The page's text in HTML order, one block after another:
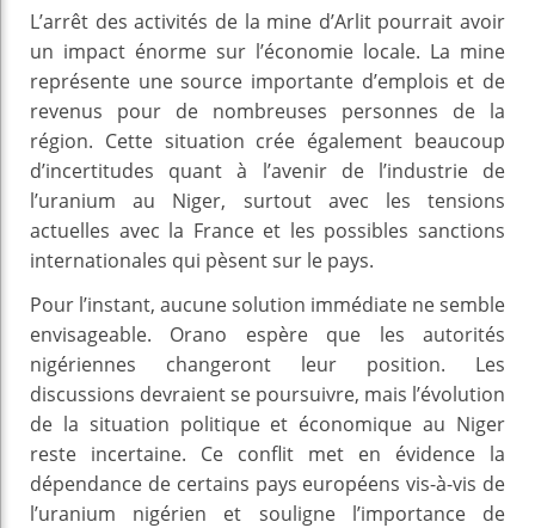
L’arrêt des activités de la mine d’Arlit pourrait avoir
un impact énorme sur l’économie locale. La mine
représente une source importante d’emplois et de
revenus pour de nombreuses personnes de la
région. Cette situation crée également beaucoup
d’incertitudes quant à l’avenir de l’industrie de
l’uranium au Niger, surtout avec les tensions
actuelles avec la France et les possibles sanctions
internationales qui pèsent sur le pays.
Pour l’instant, aucune solution immédiate ne semble
envisageable. Orano espère que les autorités
nigériennes changeront leur position. Les
discussions devraient se poursuivre, mais l’évolution
de la situation politique et économique au Niger
reste incertaine. Ce conflit met en évidence la
dépendance de certains pays européens vis-à-vis de
l’uranium nigérien et souligne l’importance de